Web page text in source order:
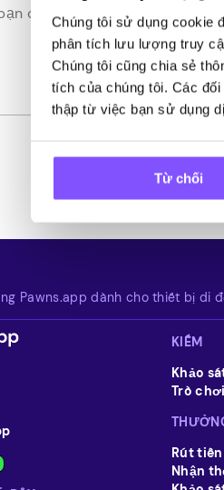
Chúng tôi sử dụng cookie
phân tích lưu lượng truy
Chúng tôi cũng chia sẻ
tích của chúng tôi. Các
thập từ việc bạn sử dụng
Từ chối
Pawns.app dành cho thiết bị di
KIẾM
Khảo
Trò
Rút tiền
Nhận